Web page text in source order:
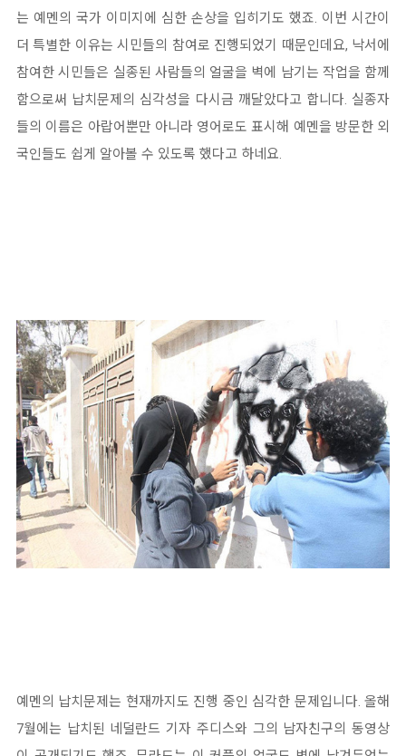
는 예멘의 국가 이미지에 심한 손상을 입히기도 했죠. 이번 시간이
더 특별한 이유는 시민들의 참여로 진행되었기 때문인데요, 낙서에
참여한 시민들은 실종된 사람들의 얼굴을 벽에 남기는 작업을 함께
함으로써 납치문제의 심각성을 다시금 깨달았다고 합니다. 실종자
들의 이름은 아랍어뿐만 아니라 영어로도 표시해 예멘을 방문한 외
국인들도 쉽게 알아볼 수 있도록 했다고 하네요.
예멘의 납치문제는 현재까지도 진행 중인 심각한 문제입니다. 올해
7월에는 납치된 네덜란드 기자 주디스와 그의 남자친구의 동영상